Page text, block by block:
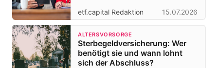
etf.capital Redaktion 15.07.2026
ALTERSVORSORGE
Sterbegeldversicherung: Wer
benötigt sie und wann lohnt
sich der Abschluss?